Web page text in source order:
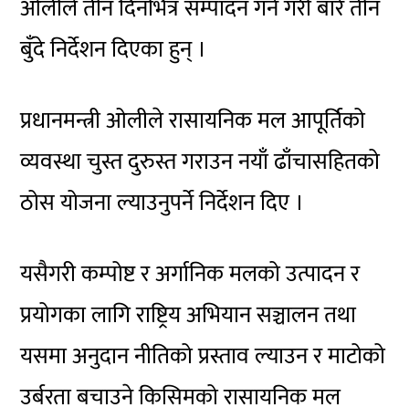
ओलीले तीन दिनभित्र सम्पादन गर्ने गरी बारे तीन
बुँदे निर्देशन दिएका हुन् ।
प्रधानमन्त्री ओलीले रासायनिक मल आपूर्तिको
व्यवस्था चुस्त दुरुस्त गराउन नयाँ ढाँचासहितको
ठोस योजना ल्याउनुपर्ने निर्देशन दिए ।
यसैगरी कम्पोष्ट र अर्गानिक मलको उत्पादन र
प्रयोगका लागि राष्ट्रिय अभियान सञ्चालन तथा
यसमा अनुदान नीतिको प्रस्ताव ल्याउन र माटोको
उर्बरता बचाउने किसिमको रासायनिक मल